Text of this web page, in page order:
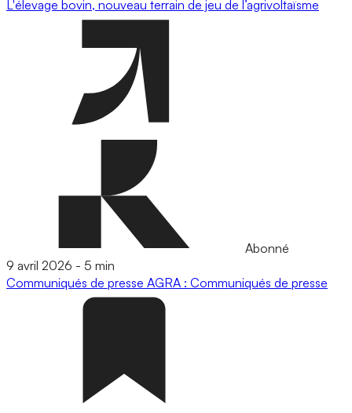
L'élevage bovin, nouveau terrain de jeu de l’agrivoltaïsme
Abonné
9 avril 2026 - 5 min
Communiqués de presse AGRA : Communiqués de presse